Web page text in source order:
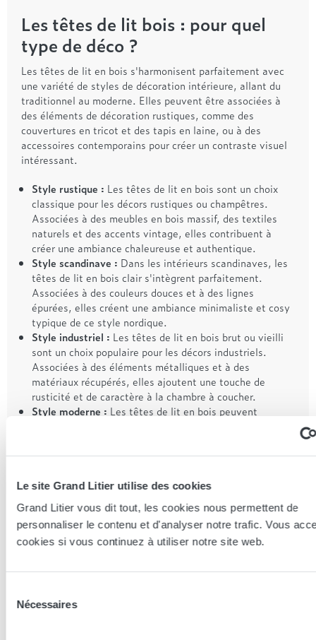
Le site Grand Litier utilise des cookies
Grand Litier vous dit tout, les cookies nous permettent de
personnaliser le contenu et d'analyser notre trafic. Vous
cookies si vous continuez à utiliser notre site web.
Nécessaires
Les têtes de lit bois : pour quel
type de déco ?
Les têtes de lit en bois s'harmonisent parfaitement avec
une variété de styles de décoration intérieure, allant du
traditionnel au moderne. Elles peuvent être associées à
des éléments de décoration rustiques, comme des
couvertures en tricot et des tapis en laine, ou à des
accessoires contemporains pour créer un contraste visuel
intéressant.
Style rustique : Les têtes de lit en bois sont un choix
classique pour les décors rustiques ou champêtres.
Associées à des meubles en bois massif, des textiles
naturels et des accents vintage, elles contribuent à
créer une ambiance chaleureuse et authentique.
Style scandinave : Dans les intérieurs scandinaves, les
têtes de lit en bois clair s'intègrent parfaitement.
Associées à des couleurs douces et à des lignes
épurées, elles créent une ambiance minimaliste et cosy
typique de ce style nordique.
Style industriel : Les têtes de lit en bois brut ou vieilli
sont un choix populaire pour les décors industriels.
Associées à des éléments métalliques et à des
matériaux récupérés, elles ajoutent une touche de
rusticité et de caractère à la chambre à coucher.
Style moderne : Les têtes de lit en bois peuvent
pour créer un contraste intéressant avec le reste de la
Style traditionnel :Les têtes de lit en bois sculpté ou
Associées à des meubles classiques et à des textiles
richement texturés, elles ajoutent une touche
d'élégance intemporelle à la chambre à coucher.
Les têtes de lit bois : pour quel
type de lit ?